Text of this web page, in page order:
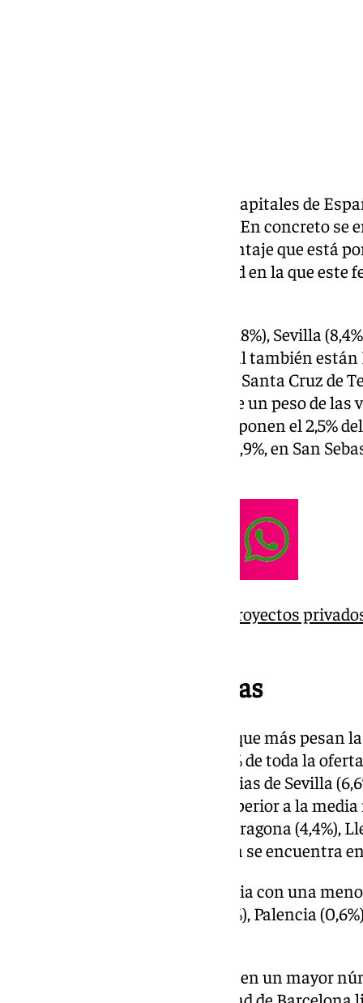
se encuentra entre las capitales de
a la venta en el portal Idealista. En concreto
posición, con un 3,4%, un porcentaje que está
Girona, por su parte, es la ciudad en la que
A Girona le siguen Tarragona (8,8%), Sevilla
Por encima de la media nacional también están
Huesca (5,2%), Barcelona (3,7%), Santa Cruz de
resto de grandes mercados tiene un peso de
inferior a la media: en Palma suponen el 2,5%
Valencia el 2,3%, en Alicante el 1,9%, en San
Málaga vuelve a estar sin proyectos
Impacto por provincias
Barcelona es la provincia en la que más pesan
mercado de venta, ya que el 7,9% de toda la
situación. Le siguen las provincias de Sevilla
Almería (5,1%). Con una tasa superior a la
provincias de Murcia (4,9%), Tarragona (4,4%),
Palmas (3,2%). En Madrid la tasa se encuentra
Soria, por su parte, es la provincia con una
el 0,1%. Le siguen Ourense (0,4%), Palencia
Los mercados más grandes tienen un mayor